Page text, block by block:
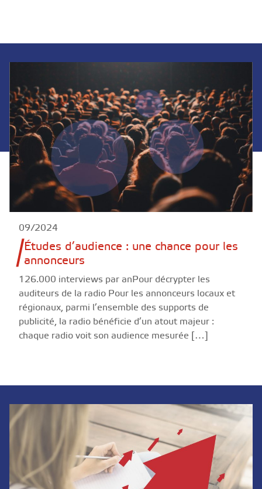
09/2024
Études d’audience : une chance pour les
annonceurs
126.000 interviews par anPour décrypter les
auditeurs de la radio Pour les annonceurs locaux et
régionaux, parmi l’ensemble des supports de
publicité, la radio bénéficie d’un atout majeur :
chaque radio voit son audience mesurée […]